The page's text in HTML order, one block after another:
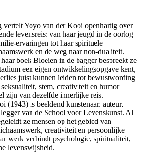
vertelt Yoyo van der Kooi openhartig over
levensreis: van haar jeugd in de oorlog
ervaringen tot haar spirituele
en de weg naar non-dualiteit.
boek Bloeien in de bagger bespreekt ze
een eigen ontwikkelingsopgave kent,
juist kunnen leiden tot bewustwording
stem, creativiteit en humor
zijn van dezelfde innerlijke reis.
(1943) is beeldend kunstenaar, auteur,
van de School voor Levenskunst. Al
ze mensen op het gebied van
creativiteit en persoonlijke
werk verbindt psychologie, spiritualiteit,
levenswijsheid.